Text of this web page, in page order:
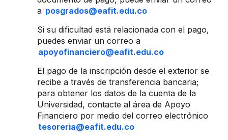
a posgrados@eafit.edu.co
Si su dificultad está relacionada con el pago,
puedes enviar un correo a
apoyofinanciero@eafit.edu.co
El pago de la inscripción desde el exterior se
recibe a través de transferencia bancaria;
para obtener los datos de la cuenta de la
Universidad, contacte al área de Apoyo
Financiero por medio del correo electrónico
tesoreria@eafit.edu.co